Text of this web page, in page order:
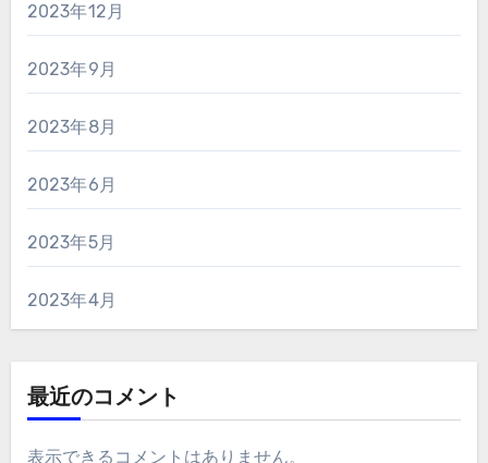
2023年12月
2023年9月
2023年8月
2023年6月
2023年5月
2023年4月
最近のコメント
表示できるコメントはありません。